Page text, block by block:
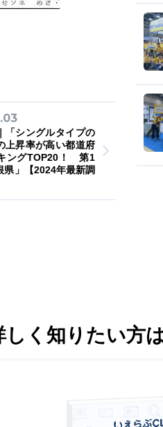
「シングルタイプの
上昇率が高い都道府
ングTOP20！ 第1
県」【2024年最新調
く知りたい方